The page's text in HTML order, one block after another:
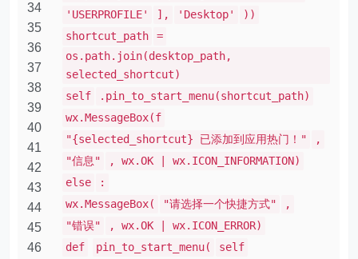
34
35
36
37
38
39
40
41
42
43
44
45
46
'USERPROFILE'
], 'Desktop'
))
shortcut_path
=
os.path.join(desktop_path,
selected_shortcut)
self
.pin_to_start_menu(shortcut_path)
wx.MessageBox(f
"{selected_shortcut} 已添加到应用热门！"
,
"信息"
, wx.OK | wx.ICON_INFORMATION)
else
:
wx.MessageBox(
"请选择一个快捷方式"
,
"错误"
, wx.OK | wx.ICON_ERROR)
def
pin_to_start_menu( self